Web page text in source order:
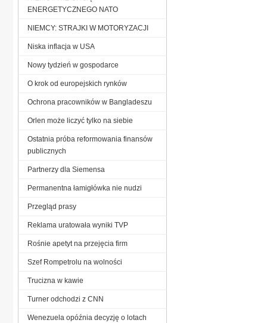
ENERGETYCZNEGO NATO
NIEMCY: STRAJKI W MOTORYZACJI
Niska inflacja w USA
Nowy tydzień w gospodarce
O krok od europejskich rynków
Ochrona pracowników w Bangladeszu
Orlen może liczyć tylko na siebie
Ostatnia próba reformowania finansów
publicznych
Partnerzy dla Siemensa
Permanentna łamigłówka nie nudzi
Przegląd prasy
Reklama uratowała wyniki TVP
Rośnie apetyt na przejęcia firm
Szef Rompetrolu na wolności
Trucizna w kawie
Turner odchodzi z CNN
Wenezuela opóźnia decyzję o lotach